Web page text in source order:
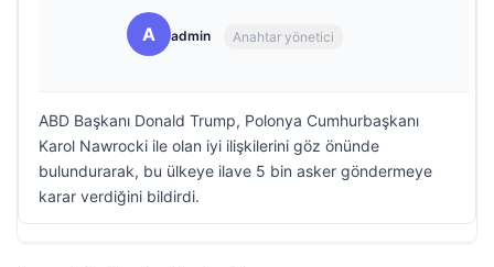
A admin Anahtar yönetici
ABD Başkanı Donald Trump, Polonya Cumhurbaşkanı
Karol Nawrocki ile olan iyi ilişkilerini göz önünde
bulundurarak, bu ülkeye ilave 5 bin asker göndermeye
karar verdiğini bildirdi.